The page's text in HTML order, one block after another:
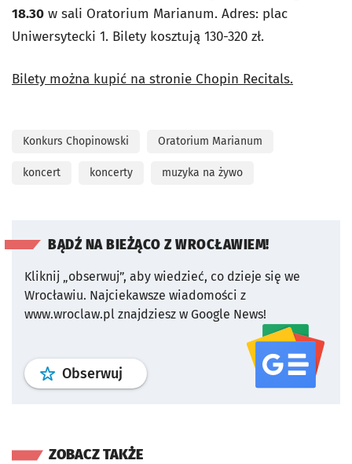
18.30 w sali Oratorium Marianum. Adres: plac
Uniwersytecki 1. Bilety kosztują 130-320 zł.
Bilety można kupić na stronie Chopin Recitals.
Konkurs Chopinowski Oratorium Marianum
koncert koncerty muzyka na żywo
BĄDŹ NA BIEŻĄCO Z WROCŁAWIEM!
Kliknij „obserwuj”, aby wiedzieć, co dzieje się we
Wrocławiu. Najciekawsze wiadomości z
www.wroclaw.pl znajdziesz w Google News!
Obserwuj profil serwisu
ZOBACZ TAKŻE